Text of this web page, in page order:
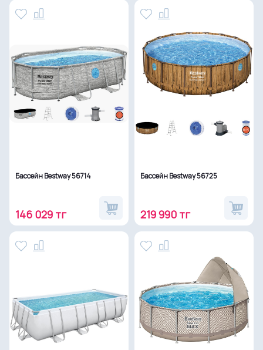
Бассейн Bestway 56714
146 029 тг
Бассейн Bestway 56725
219 990 тг